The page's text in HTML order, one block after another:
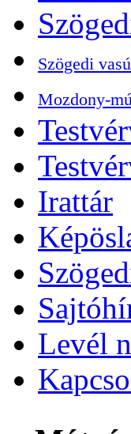
Szögedi
Mozdony-
Irattár
Levél